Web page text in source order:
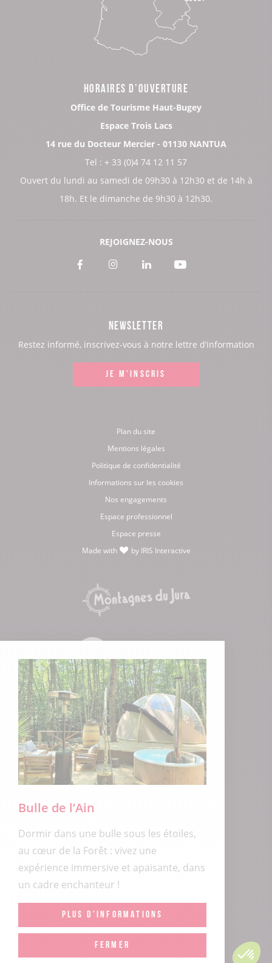
Bulle de l’Ain
Dormir dans une bulle sous les étoiles,
au cœur de la Forêt : vivez une
expérience immersive et apaisante, dans
un cadre enchanteur !
PLUS D'INFORMATIONS
FERMER
HORAIRES D’OUVERTURE
Office de Tourisme Haut-Bugey
Espace Trois Lacs
14 rue du Docteur Mercier - 01130 NANTUA
Tel : + 33 (0)4 74 12 11 57
Ouvert du lundi au samedi de 09h30 à 12h30 et de 14h à
18h. Et le dimanche de 9h30 à 12h30.
REJOIGNEZ-NOUS
Voir
Facebook
Voir
Instagram
Voir
LinkedIn
Voir
Youtube
NEWSLETTER
Restez informé, inscrivez-vous à notre lettre d’information
JE M'INSCRIS
Plan du site
Mentions légales
Politique de confidentialité
Informations sur les cookies
Nos engagements
Espace professionnel
Espace presse
Made with
by IRIS Interactive